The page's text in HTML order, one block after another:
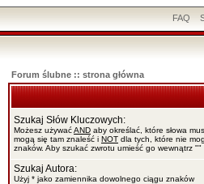
FAQ
Forum ślubne :: strona główna
Szukaj Słów Kluczowych:
Możesz używaćAND aby określać, które słowa
mogą się tam znaleść i NOT dla tych, które nie
znaków. Aby szukać zwrotu umieść go wewnątrz ""
Szukaj Autora:
Użyj * jako zamiennika dowolnego ciągu znaków